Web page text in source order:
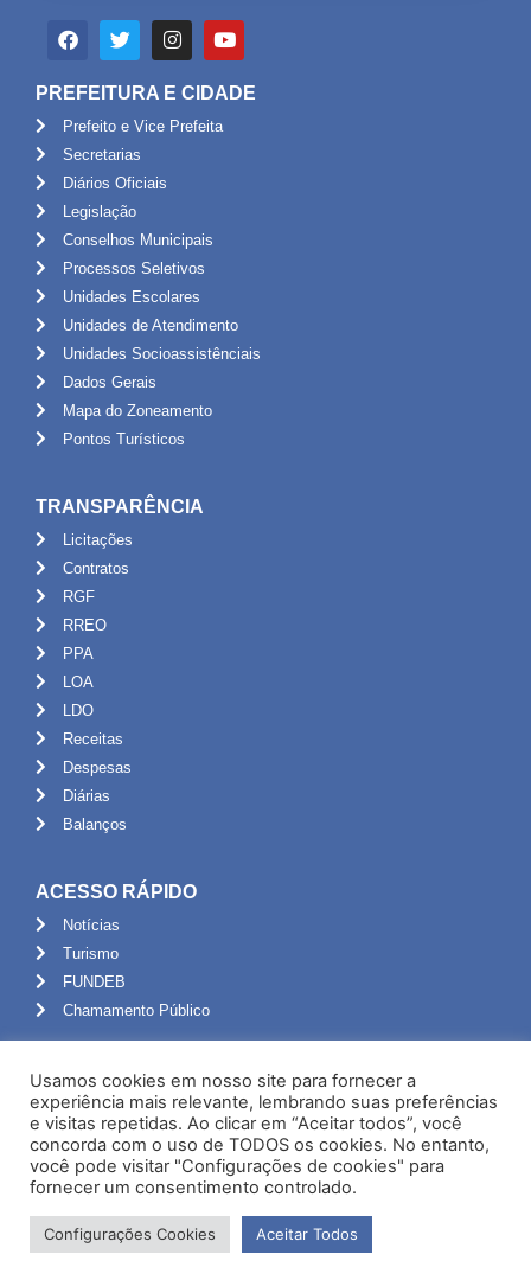
PREFEITURA E CIDADE
Prefeito e Vice Prefeita
Secretarias
Diários Oficiais
Legislação
Conselhos Municipais
Processos Seletivos
Unidades Escolares
Unidades de Atendimento
Unidades Socioassistênciais
Dados Gerais
Mapa do Zoneamento
Pontos Turísticos
TRANSPARÊNCIA
Licitações
Contratos
RGF
RREO
PPA
LOA
LDO
Receitas
Despesas
Diárias
Balanços
ACESSO RÁPIDO
Notícias
Turismo
FUNDEB
Chamamento Público
Portal do Servidor
Webmail
Administração
Usamos cookies em nosso site para fornecer a
experiência mais relevante, lembrando suas preferências
e visitas repetidas. Ao clicar em “Aceitar todos”, você
concorda com o uso de TODOS os cookies. No entanto,
você pode visitar "Configurações de cookies" para
fornecer um consentimento controlado.
Configurações Cookies Aceitar Todos